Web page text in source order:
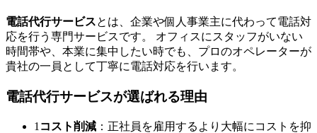
電話代行サービスとは、企業や個人事業主に代わって電話対
応を行う専門サービスです。 オフィスにスタッフがいない
時間帯や、本業に集中したい時でも、プロのオペレーターが
貴社の一員として丁寧に電話対応を行います。
電話代行サービスが選ばれる理由
1 コスト削減 ：正社員を雇用するより大幅にコストを抑